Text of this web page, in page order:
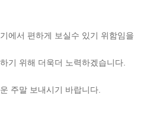
에서 편하게 보실수 있기 위함임을
기 위해 더욱더 노력하겠습니다.
주말 보내시기 바랍니다.